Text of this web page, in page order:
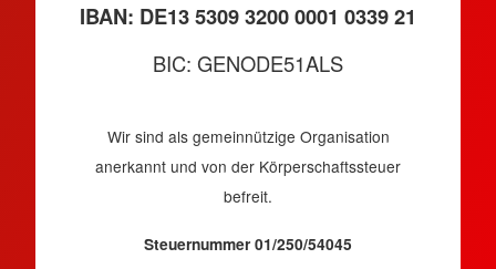
IBAN: DE13 5309 3200 0001 0339 21
BIC: GENODE51ALS
Wir sind als gemeinnützige Organisation
anerkannt und von der Körperschaftssteuer
befreit.
Steuernummer 01/250/54045